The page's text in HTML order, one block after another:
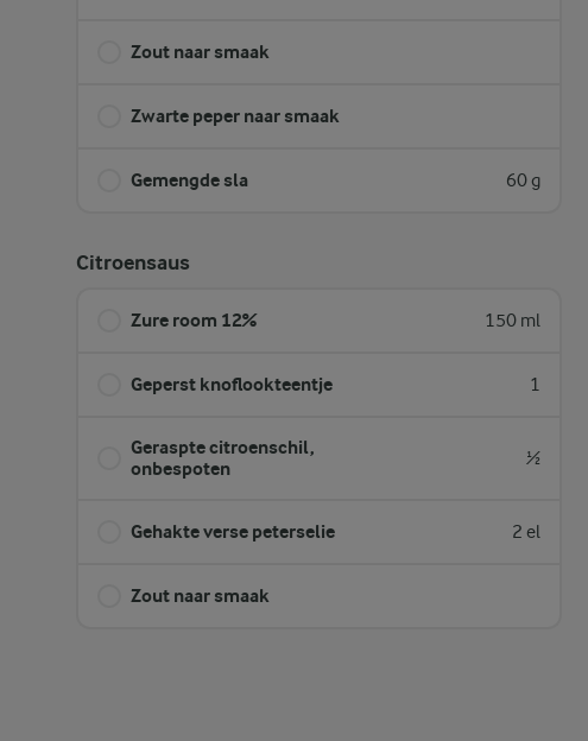
Zout naar smaak
Zwarte peper naar smaak
Gemengde sla 60 g
Citroensaus
Zure room 12% 150 ml
Geperst knoflookteentje 1
Geraspte citroenschil,
onbespoten
½
Gehakte verse peterselie 2 el
Zout naar smaak